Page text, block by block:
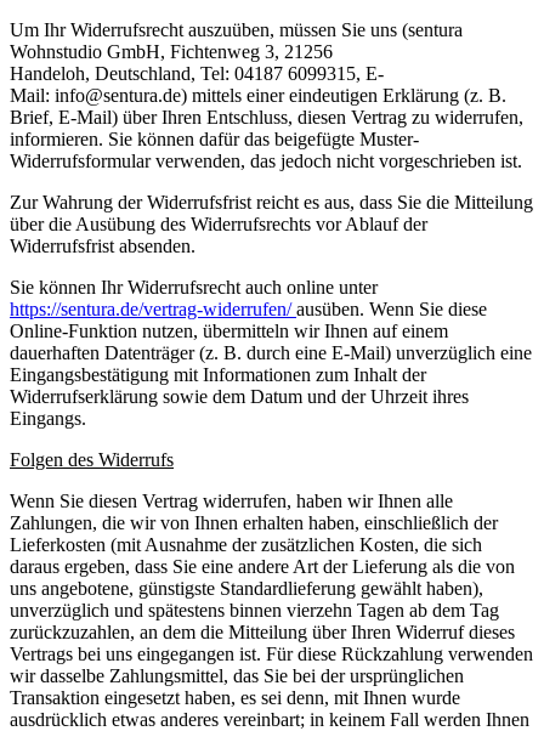
Um Ihr Widerrufsrecht auszuüben, müssen Sie uns (sentura
Wohnstudio GmbH, Fichtenweg 3, 21256
Handeloh, Deutschland, Tel: 04187 6099315, E-
Mail: info@sentura.de) mittels einer eindeutigen Erklärung (z. B.
Brief, E-Mail) über Ihren Entschluss, diesen Vertrag zu widerrufen,
informieren. Sie können dafür das beigefügte Muster-
Widerrufsformular verwenden, das jedoch nicht vorgeschrieben ist.
Zur Wahrung der Widerrufsfrist reicht es aus, dass Sie die Mitteilung
über die Ausübung des Widerrufsrechts vor Ablauf der
Widerrufsfrist absenden.
Sie können Ihr Widerrufsrecht auch online unter
https://sentura.de/vertrag-widerrufen/ausüben. Wenn Sie diese
Online-Funktion nutzen, übermitteln wir Ihnen auf einem
dauerhaften Datenträger (z. B. durch eine E-Mail) unverzüglich eine
Eingangsbestätigung mit Informationen zum Inhalt der
Widerrufserklärung sowie dem Datum und der Uhrzeit ihres
Eingangs.
Folgen des Widerrufs
Wenn Sie diesen Vertrag widerrufen, haben wir Ihnen alle
Zahlungen, die wir von Ihnen erhalten haben, einschließlich der
Lieferkosten (mit Ausnahme der zusätzlichen Kosten, die sich
daraus ergeben, dass Sie eine andere Art der Lieferung als die von
uns angebotene, günstigste Standardlieferung gewählt haben),
unverzüglich und spätestens binnen vierzehn Tagen ab dem Tag
zurückzuzahlen, an dem die Mitteilung über Ihren Widerruf dieses
Vertrags bei uns eingegangen ist. Für diese Rückzahlung verwenden
wir dasselbe Zahlungsmittel, das Sie bei der ursprünglichen
Transaktion eingesetzt haben, es sei denn, mit Ihnen wurde
ausdrücklich etwas anderes vereinbart; in keinem Fall werden Ihnen